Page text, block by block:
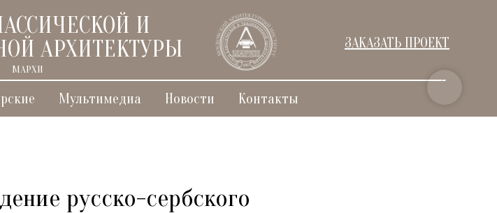
МАРХИ
И
АРХИТЕКТУРЫ
ЗАКАЗАТЬ ПРОЕКТ
Мультимедиа Новости Контакты
русско-сербского